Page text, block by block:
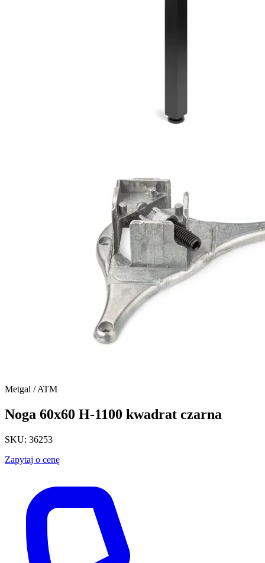
Metgal / ATM
Noga 60x60 H-1100 kwadrat czarna
SKU: 36253
Zapytaj o cenę